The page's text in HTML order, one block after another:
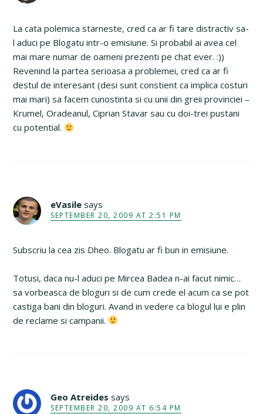
La cata polemica starneste, cred ca ar fi tare distractiv sa-
l aduci pe Blogatu intr-o emisiune. Si probabil ai avea cel
mai mare numar de oameni prezenti pe chat ever. :))
Revenind la partea serioasa a problemei, cred ca ar fi
destul de interesant (desi sunt constient ca implica costuri
mai mari) sa facem cunostinta si cu unii din greii provinciei –
Krumel, Oradeanul, Ciprian Stavar sau cu doi-trei pustani
cu potential.
eVasile says
SEPTEMBER 20, 2009 AT 2:51 PM
Subscriu la cea zis Dheo. Blogatu ar fi bun in emisiune.
Totusi, daca nu-l aduci pe Mircea Badea n-ai facut nimic…
sa vorbeasca de bloguri si de cum crede el acum ca se pot
castiga bani din bloguri. Avand in vedere ca blogul lui e plin
de reclame si campanii.
Geo Atreides says
SEPTEMBER 20, 2009 AT 6:54 PM